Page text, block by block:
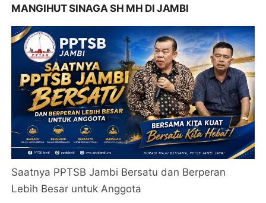
MANGIHUT SINAGA SH MH DI JAMBI
Saatnya PPTSB Jambi Bersatu dan Berperan
Lebih Besar untuk Anggota